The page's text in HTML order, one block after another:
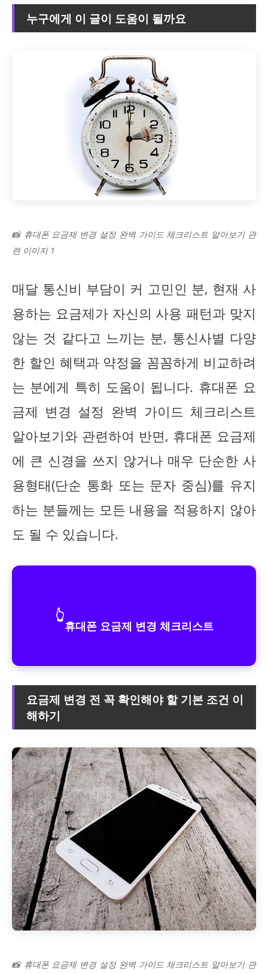
누구에게 이 글이 도움이 될까요
📸 휴대폰 요금제 변경 설정 완벽 가이드 체크리스트 알아보기 관
련 이미지 1
매달 통신비 부담이 커 고민인 분, 현재 사
용하는 요금제가 자신의 사용 패턴과 맞지
않는 것 같다고 느끼는 분, 통신사별 다양
한 할인 혜택과 약정을 꼼꼼하게 비교하려
는 분에게 특히 도움이 됩니다. 휴대폰 요
금제 변경 설정 완벽 가이드 체크리스트
알아보기와 관련하여 반면, 휴대폰 요금제
에 큰 신경을 쓰지 않거나 매우 단순한 사
용형태(단순 통화 또는 문자 중심)를 유지
하는 분들께는 모든 내용을 적용하지 않아
도 될 수 있습니다.
👆
휴대폰 요금제 변경 체크리스트
요금제 변경 전 꼭 확인해야 할 기본 조건 이
해하기
📸 휴대폰 요금제 변경 설정 완벽 가이드 체크리스트 알아보기 관